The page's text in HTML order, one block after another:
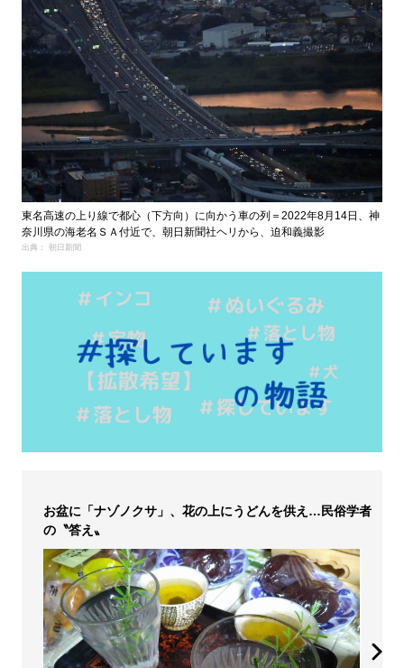
東名高速の上り線で都心（下方向）に向かう車の列＝2022年8月14日、神
奈川県の海老名ＳＡ付近で、朝日新聞社ヘリから、迫和義撮影
出典： 朝日新聞
お盆に「ナゾノクサ」、花の上にうどんを供え…民俗学者
の〝答え〟